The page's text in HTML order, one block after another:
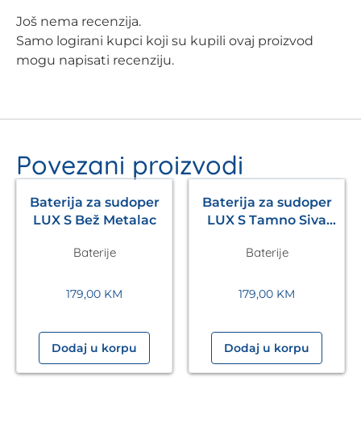
Još nema recenzija.
Samo logirani kupci koji su kupili ovaj proizvod
mogu napisati recenziju.
Povezani proizvodi
Baterija za sudoper
LUX S Bež Metalac
Baterije
179,00 KM
Dodaj u korpu
Baterija za sudoper
LUX S Tamno Siva
Baterije
179,00 KM
Dodaj u korpu